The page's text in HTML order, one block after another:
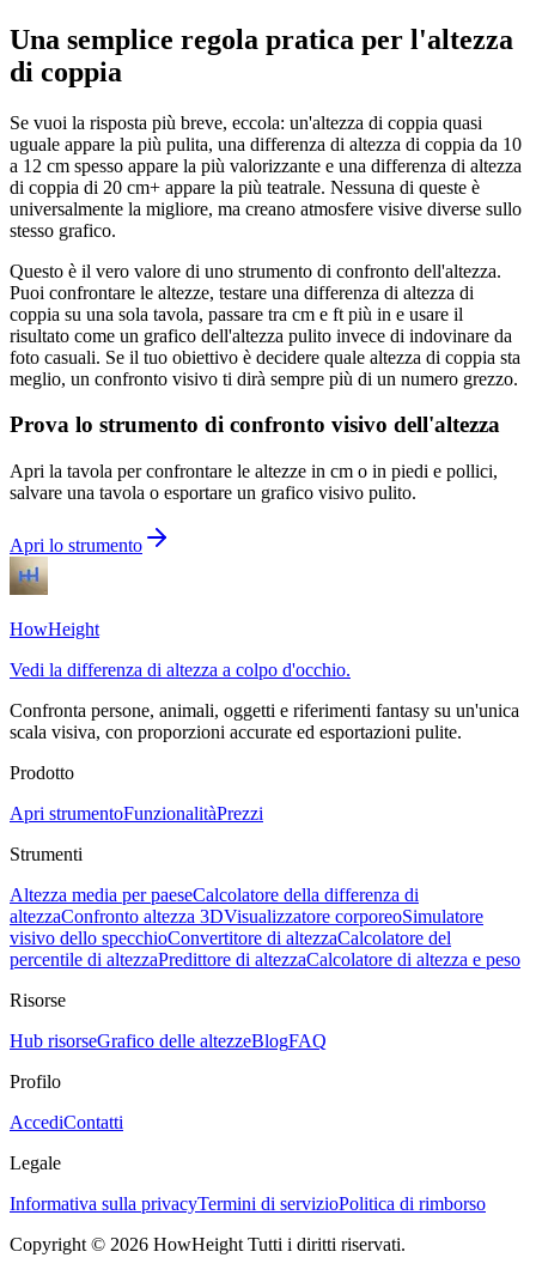
Una semplice regola pratica per l'altezza
di coppia
Se vuoi la risposta più breve, eccola: un'altezza di coppia quasi
uguale appare la più pulita, una differenza di altezza di coppia da 10
a 12 cm spesso appare la più valorizzante e una differenza di altezza
di coppia di 20 cm+ appare la più teatrale. Nessuna di queste è
universalmente la migliore, ma creano atmosfere visive diverse sullo
stesso grafico.
Questo è il vero valore di uno strumento di confronto dell'altezza.
Puoi confrontare le altezze, testare una differenza di altezza di
coppia su una sola tavola, passare tra cm e ft più in e usare il
risultato come un grafico dell'altezza pulito invece di indovinare da
foto casuali. Se il tuo obiettivo è decidere quale altezza di coppia sta
meglio, un confronto visivo ti dirà sempre più di un numero grezzo.
Prova lo strumento di confronto visivo dell'altezza
Apri la tavola per confrontare le altezze in cm o in piedi e pollici,
salvare una tavola o esportare un grafico visivo pulito.
Apri lo strumento
HowHeight
Vedi la differenza di altezza a colpo d'occhio.
Confronta persone, animali, oggetti e riferimenti fantasy su un'unica
scala visiva, con proporzioni accurate ed esportazioni pulite.
Prodotto
Apri strumentoFunzionalitàPrezzi
Strumenti
Altezza media per paeseCalcolatore della differenza di
altezzaConfronto altezza 3DVisualizzatore corporeoSimulatore
visivo dello specchioConvertitore di altezzaCalcolatore del
percentile di altezzaPredittore di altezzaCalcolatore di altezza e peso
Risorse
Hub risorseGrafico delle altezzeBlogFAQ
Profilo
AccediContatti
Legale
Informativa sulla privacyTermini di servizioPolitica di rimborso
Copyright © 2026 HowHeight Tutti i diritti riservati.